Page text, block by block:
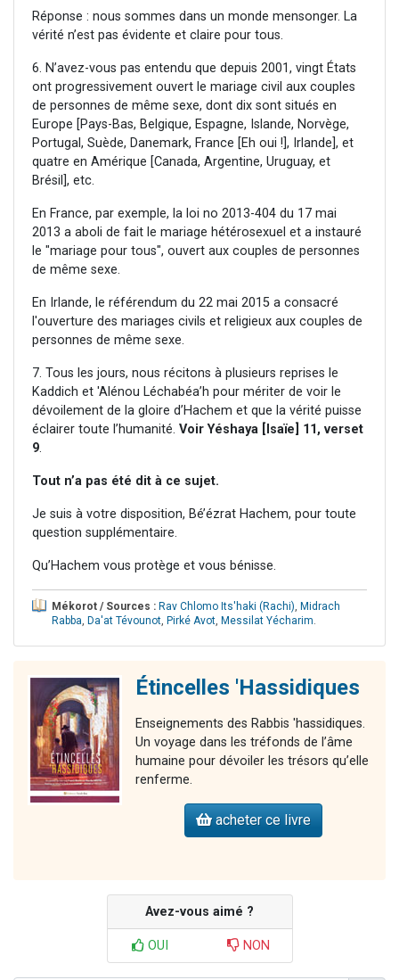
Réponse : nous sommes dans un monde mensonger. La
vérité n’est pas évidente et claire pour tous.
6. N’avez-vous pas entendu que depuis 2001, vingt États
ont progressivement ouvert le mariage civil aux couples
de personnes de même sexe, dont dix sont situés en
Europe [Pays-Bas, Belgique, Espagne, Islande, Norvège,
Portugal, Suède, Danemark, France [Eh oui !], Irlande], et
quatre en Amérique [Canada, Argentine, Uruguay, et
Brésil], etc.
En France, par exemple, la loi no 2013-404 du 17 mai
2013 a aboli de fait le mariage hétérosexuel et a instauré
le "mariage pour tous", ouvert aux couples de personnes
de même sexe.
En Irlande, le référendum du 22 mai 2015 a consacré
l'ouverture des mariages civils et religieux aux couples de
personnes de même sexe.
7. Tous les jours, nous récitons à plusieurs reprises le
Kaddich et 'Alénou Léchabéa’h pour mériter de voir le
dévoilement de la gloire d’Hachem et que la vérité puisse
éclairer toute l’humanité. Voir Yéshaya [Isaïe] 11, verset
9.
Tout n’a pas été dit à ce sujet.
Je suis à votre disposition, Bé’ézrat Hachem, pour toute
question supplémentaire.
Qu’Hachem vous protège et vous bénisse.
Mékorot / Sources : Rav Chlomo Its'haki (Rachi), Midrach
Rabba, Da'at Tévounot, Pirké Avot, Messilat Yécharim.
Étincelles 'Hassidiques
Enseignements des Rabbis 'hassidiques.
Un voyage dans les tréfonds de l’âme
humaine pour dévoiler les trésors qu’elle
renferme.
acheter ce livre
Avez-vous aimé ?
OUI NON